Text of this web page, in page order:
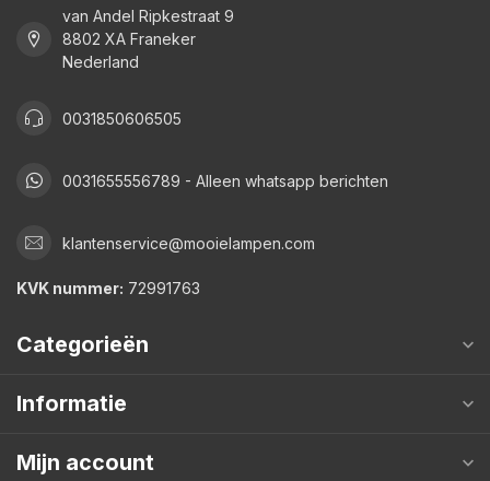
van Andel Ripkestraat 9
8802 XA Franeker
Nederland
0031850606505
0031655556789 - Alleen whatsapp berichten
klantenservice@mooielampen.com
KVK nummer: 72991763
Categorieën
Informatie
Mijn account